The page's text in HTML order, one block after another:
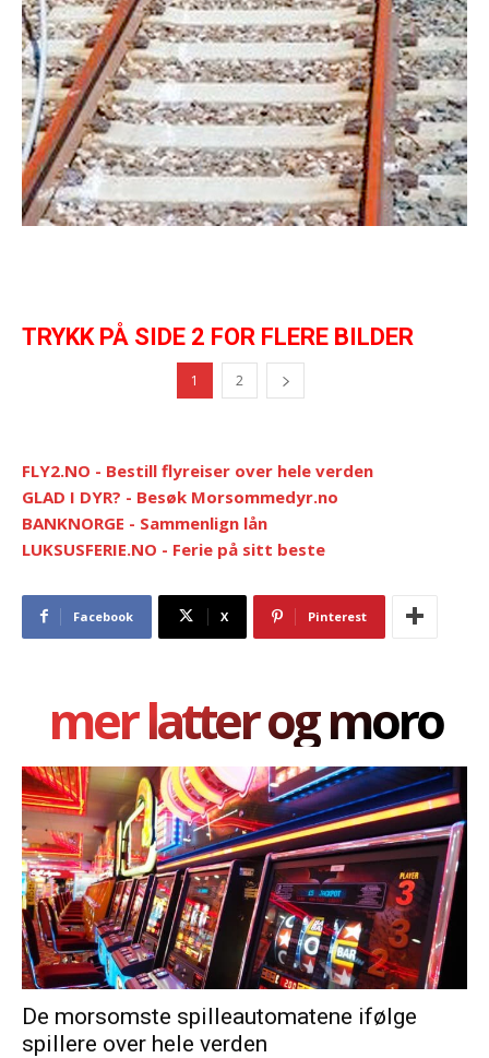
TRYKK PÅ SIDE 2 FOR FLERE BILDER
1 2
FLY2.NO - Bestill flyreiser over hele verden
GLAD I DYR? - Besøk Morsommedyr.no
BANKNORGE - Sammenlign lån
LUKSUSFERIE.NO - Ferie på sitt beste
Facebook X Pinterest
mer latter og moro
De morsomste spilleautomatene ifølge
spillere over hele verden